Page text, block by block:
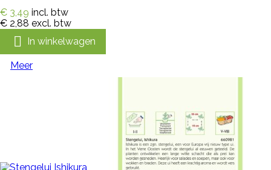
€ 3,49 incl. btw
€ 2,88 excl. btw
 In winkelwagen
Meer